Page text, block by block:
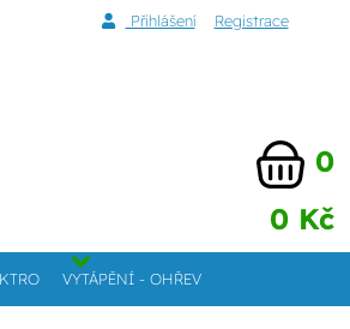
Přihlášení Registrace
0
0 Kč
VYTÁPĚNÍ - OHŘEV